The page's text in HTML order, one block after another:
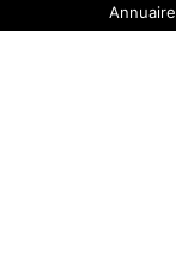
Annuaire